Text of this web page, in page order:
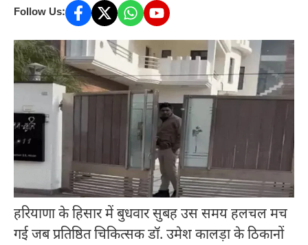
Follow Us:
हरियाणा के हिसार में बुधवार सुबह उस समय हलचल मच
गई जब प्रतिष्ठित चिकित्सक डॉ. उमेश कालड़ा के ठिकानों